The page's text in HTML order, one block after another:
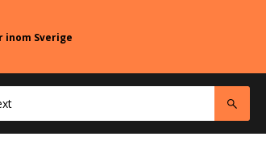
inom Sverige